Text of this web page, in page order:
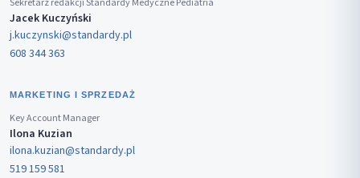
Jacek Kuczyński
j.kuczynski@standardy.pl
608 344 363
MARKETING I SPRZEDAŻ
Key Account Manager
Ilona Kuzian
ilona.kuzian@standardy.pl
519 159 581